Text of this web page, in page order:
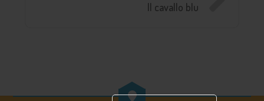
Il cavallo blu